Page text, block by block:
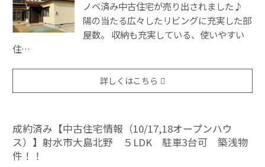
ノベ済み中古住宅が売り出されました♪
陽の当たる広々したリビングに充実した部
屋数。 収納も充実している、使いやすい
住…
詳しくはこちら
成約済み【中古住宅情報（10/17,18オープンハウ
ス）】射水市大島北野 ５LDK 駐車3台可 築浅物
件！！